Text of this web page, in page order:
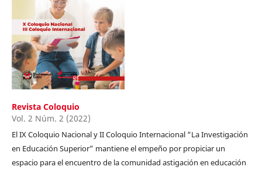
Revista Coloquio
Vol. 2 Núm. 2 (2022)
El IX Coloquio Nacional y II Coloquio Internacional “La Investigación
en Educación Superior” mantiene el empeño por propiciar un
espacio para el encuentro de la comunidad astigación en educación